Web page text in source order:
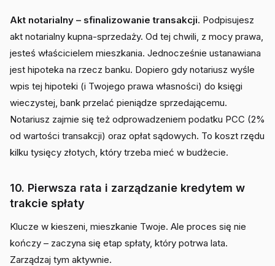
Akt notarialny – sfinalizowanie transakcji. Podpisujesz
akt notarialny kupna-sprzedaży. Od tej chwili, z mocy prawa,
jesteś właścicielem mieszkania. Jednocześnie ustanawiana
jest hipoteka na rzecz banku. Dopiero gdy notariusz wyśle
wpis tej hipoteki (i Twojego prawa własności) do księgi
wieczystej, bank przelać pieniądze sprzedającemu.
Notariusz zajmie się też odprowadzeniem podatku PCC (2%
od wartości transakcji) oraz opłat sądowych. To koszt rzędu
kilku tysięcy złotych, który trzeba mieć w budżecie.
10. Pierwsza rata i zarządzanie kredytem w
trakcie spłaty
Klucze w kieszeni, mieszkanie Twoje. Ale proces się nie
kończy – zaczyna się etap spłaty, który potrwa lata.
Zarządzaj tym aktywnie.